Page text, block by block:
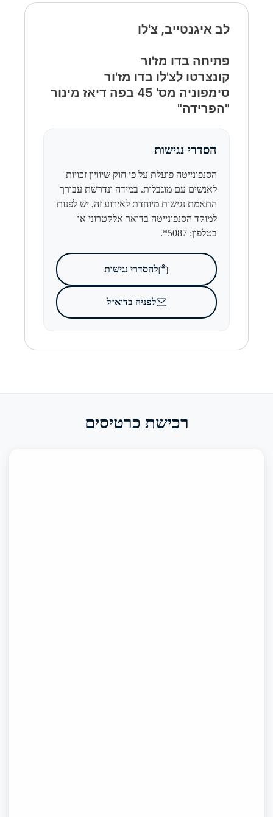
לב איגנטייב, צ'לו
פתיחה בדו מז'ור
קונצרטו לצ'לו בדו מז'ור
​סימפוניה מס' 45 בפה דיאז מינור
"הפרידה"
הסדרי נגישות
הסנפונייטה פועלת על פי חוק שיוויון זכויות
לאנשים עם מוגבלות. במידה ונדרשת עבורך
התאמת נגישות מיוחדת לאירוע זה, יש לפנות
למוקד הסנפונייטה בדואר אלקטרוני או
בטלפון: 5087*.
להסדרי נגישות
לפניה בדוא״ל
רכישת כרטיסים